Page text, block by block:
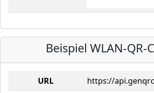
Beispiel WLAN-QR-
URL
https://